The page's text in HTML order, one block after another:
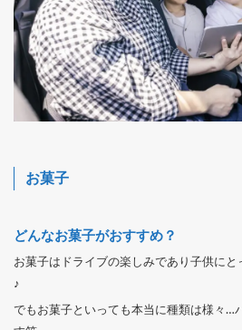
お菓子
どんなお菓子がおすすめ？
お菓子はドライブの楽しみであり子供に
♪
でもお菓子といっても本当に種類は様々…